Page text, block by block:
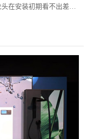
在安装初期看不出差
感变涩、水流不稳等问
家庭中长期被认可，核